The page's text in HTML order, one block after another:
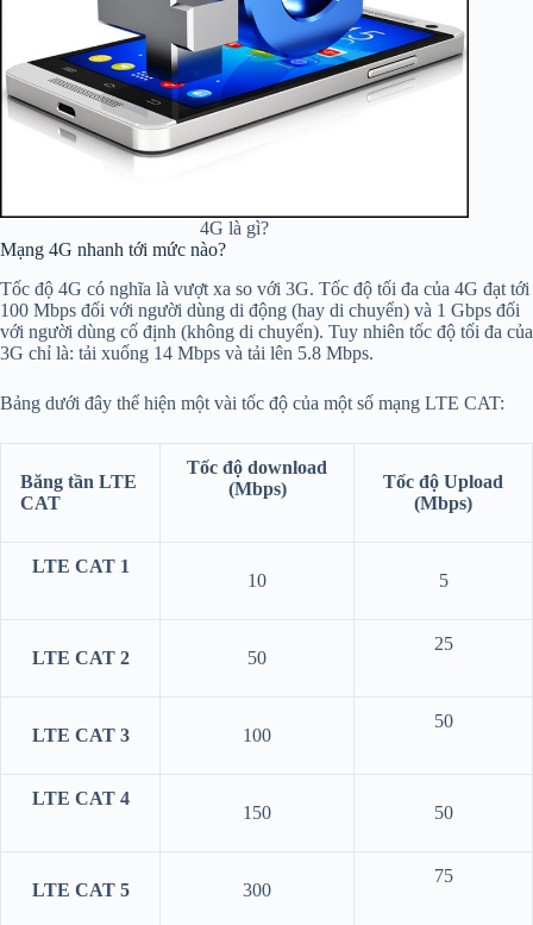
4G là gì?
Mạng 4G nhanh tới mức nào?
Tốc độ 4G có nghĩa là vượt xa so với 3G. Tốc độ tối đa của 4G đạt tới
100 Mbps đối với người dùng di động (hay di chuyển) và 1 Gbps đối
với người dùng cố định (không di chuyển). Tuy nhiên tốc độ tối đa của
3G chỉ là: tải xuống 14 Mbps và tải lên 5.8 Mbps.
Bảng dưới đây thể hiện một vài tốc độ của một số mạng LTE CAT:
Băng tần LTE
CAT
Tốc độ download
(Mbps)
Tốc độ Upload
(Mbps)
LTE CAT 1
10 5
LTE CAT 2 50
25
LTE CAT 3 100
50
LTE CAT 4
150 50
LTE CAT 5 300
75